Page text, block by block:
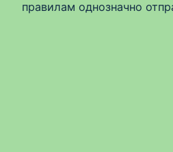
правилам однозначно